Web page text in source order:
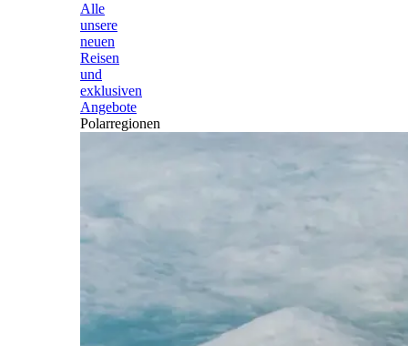
Alle
unsere
neuen
Reisen
und
exklusiven
Angebote
Polarregionen